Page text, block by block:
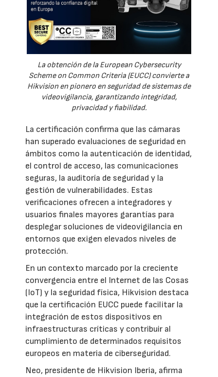
La obtención de la European Cybersecurity
Scheme on Common Criteria (EUCC) convierte a
Hikvision en pionero en seguridad de sistemas de
videovigilancia, garantizando integridad,
privacidad y fiabilidad.
La certificación confirma que las cámaras
han superado evaluaciones de seguridad en
ámbitos como la autenticación de identidad,
el control de acceso, las comunicaciones
seguras, la auditoría de seguridad y la
gestión de vulnerabilidades. Estas
verificaciones ofrecen a integradores y
usuarios finales mayores garantías para
desplegar soluciones de videovigilancia en
entornos que exigen elevados niveles de
protección.
En un contexto marcado por la creciente
convergencia entre el Internet de las Cosas
(IoT) y la seguridad física, Hikvision destaca
que la certificación EUCC puede facilitar la
integración de estos dispositivos en
infraestructuras críticas y contribuir al
cumplimiento de determinados requisitos
europeos en materia de ciberseguridad.
Neo, presidente de Hikvision Iberia, afirma